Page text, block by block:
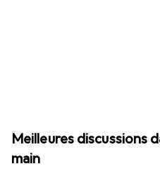
Meilleures discussions
main